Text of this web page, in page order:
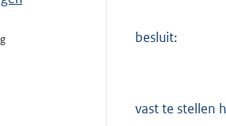
besluit:
vast te stellen